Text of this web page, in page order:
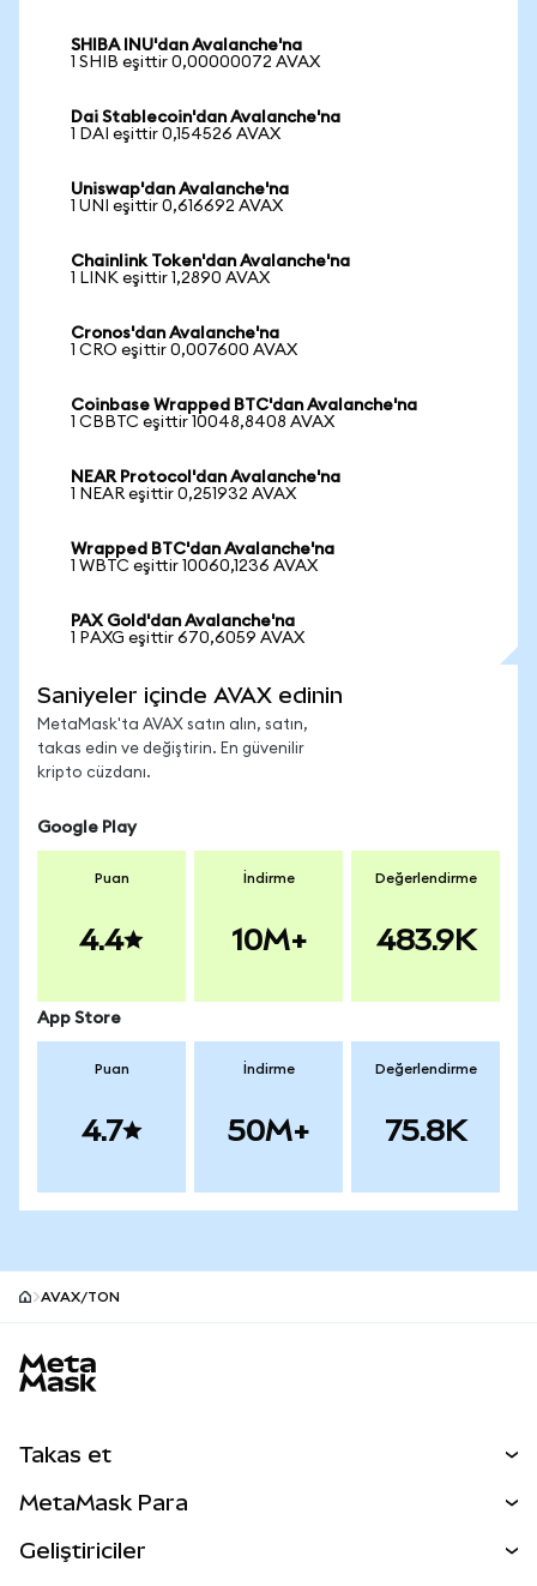
SHIBA INU'dan Avalanche'na
1 SHIB eşittir 0,00000072 AVAX
Dai Stablecoin'dan Avalanche'na
1 DAI eşittir 0,154526 AVAX
Uniswap'dan Avalanche'na
1 UNI eşittir 0,616692 AVAX
Chainlink Token'dan Avalanche'na
1 LINK eşittir 1,2890 AVAX
Cronos'dan Avalanche'na
1 CRO eşittir 0,007600 AVAX
Coinbase Wrapped BTC'dan Avalanche'na
1 CBBTC eşittir 10048,8408 AVAX
NEAR Protocol'dan Avalanche'na
1 NEAR eşittir 0,251932 AVAX
Wrapped BTC'dan Avalanche'na
1 WBTC eşittir 10060,1236 AVAX
PAX Gold'dan Avalanche'na
1 PAXG eşittir 670,6059 AVAX
Saniyeler içinde AVAX edinin
MetaMask'ta AVAX satın alın, satın,
takas edin ve değiştirin. En güvenilir
kripto cüzdanı.
Google Play
Puan
4.4
İndirme
10M+
Değerlendirme
483.9K
App Store
Puan
4.7
İndirme
50M+
Değerlendirme
75.8K
AVAX/TON
Takas et
Perps
MetaMask Para
Geliştiriciler